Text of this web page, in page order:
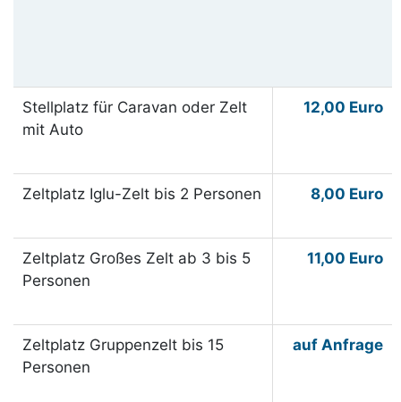
Stellplatz für Caravan oder Zelt
mit Auto
12,00 Euro
Zeltplatz Iglu-Zelt bis 2 Personen 8,00 Euro
Zeltplatz Großes Zelt ab 3 bis 5
Personen
11,00 Euro
Zeltplatz Gruppenzelt bis 15
Personen
auf Anfrage